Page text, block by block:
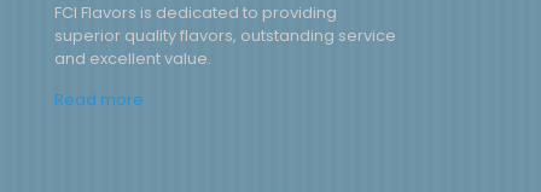
FCI Flavors is dedicated to providing
superior quality flavors, outstanding service
and excellent value.
Read more